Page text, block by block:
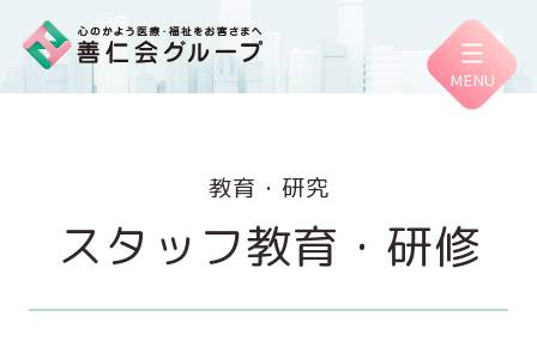
善仁会グループについて
教育・研究
スタッフ教育・研修